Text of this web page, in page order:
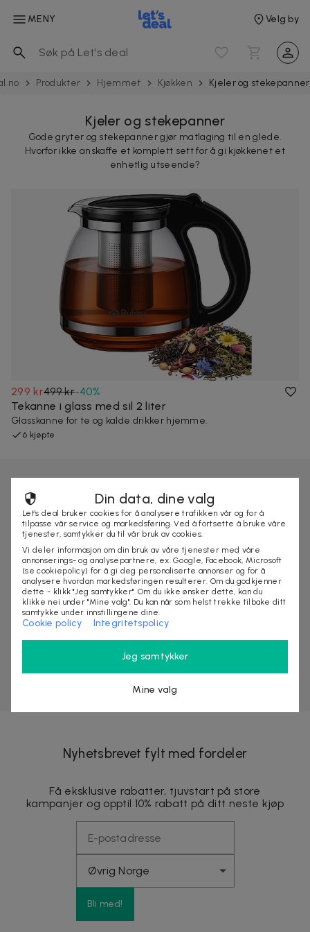
MENY Velg by
Produkter Hjemmet Kjøkken Kjeler og stekepanner
Kjeler og stekepanner
Gode ​​gryter og stekepanner gjør matlaging til en glede.
Hvorfor ikke anskaffe et komplett sett for å gi kjøkkenet et
enhetlig utseende?
299 kr499 kr-40%
Tekanne i glass med sil 2 liter
Glasskanne for te og kalde drikker hjemme.
6 kjøpte
Nyhetsbrevet fylt med fordeler
Få eksklusive rabatter, tjuvstart på store
kampanjer og opptil 10% rabatt på ditt neste kjøp
Bli med!
Din data, dine valg
Let's deal bruker cookies for å analysere trafikken vår og for å
tilpasse vår service og markedsføring. Ved å fortsette å bruke våre
tjenester, samtykker du til vår bruk av cookies.
Vi deler informasjon om din bruk av våre tjenester med våre
annonserings- og analysepartnere, ex. Google, Facebook, Microsoft
(se cookiepolicy) for å gi deg personaliserte annonser og for å
analysere hvordan markedsføringen resulterer. Om du godkjenner
dette - klikk "Jeg samtykker". Om du ikke ønsker dette, kan du
klikke nei under "Mine valg". Du kan når som helst trekke tilbake ditt
samtykke under innstillingene dine.
Cookie policy Integritetspolicy
Jeg samtykker
Mine valg